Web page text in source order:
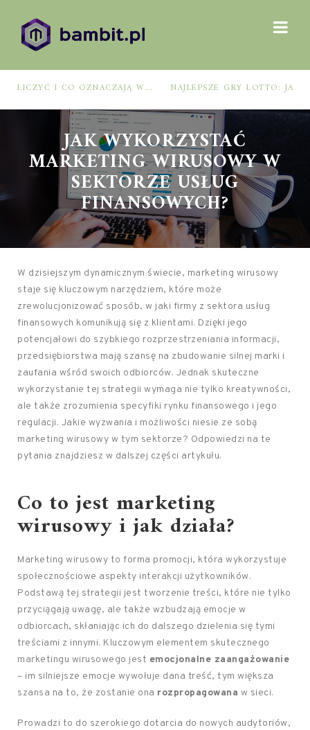
NAJLEPSZE GRY LOTTO: JAK WYBRAĆ, BY ZWIĘKSZYĆ SZANSE NA WYGRANĄ?
JAK WYKORZYSTAĆ
MARKETING WIRUSOWY W
SEKTORZE USŁUG
FINANSOWYCH?
W dzisiejszym dynamicznym świecie, marketing wirusowy
staje się kluczowym narzędziem, które może
zrewolucjonizować sposób, w jaki firmy z sektora usług
finansowych komunikują się z klientami. Dzięki jego
potencjałowi do szybkiego rozprzestrzeniania informacji,
przedsiębiorstwa mają szansę na zbudowanie silnej marki i
zaufania wśród swoich odbiorców. Jednak skuteczne
wykorzystanie tej strategii wymaga nie tylko kreatywności,
ale także zrozumienia specyfiki rynku finansowego i jego
regulacji. Jakie wyzwania i możliwości niesie ze sobą
marketing wirusowy w tym sektorze? Odpowiedzi na te
pytania znajdziesz w dalszej części artykułu.
Co to jest marketing
wirusowy i jak działa?
Marketing wirusowy to forma promocji, która wykorzystuje
społecznościowe aspekty interakcji użytkowników.
Podstawą tej strategii jest tworzenie treści, które nie tylko
przyciągają uwagę, ale także wzbudzają emocje w
odbiorcach, skłaniając ich do dalszego dzielenia się tymi
treściami z innymi. Kluczowym elementem skutecznego
marketingu wirusowego jest emocjonalne zaangażowanie
– im silniejsze emocje wywołuje dana treść, tym większa
szansa na to, że zostanie ona rozpropagowana w sieci.
Prowadzi to do szerokiego dotarcia do nowych audytoriów,